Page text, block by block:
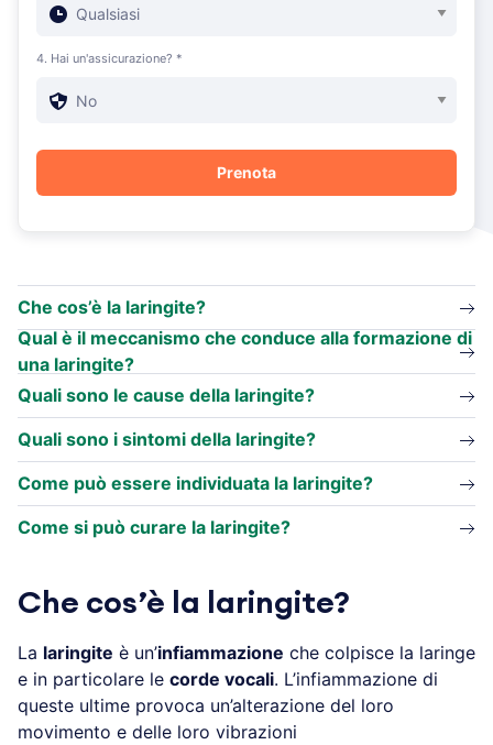
4. Hai un'assicurazione? *
Che cos’è la laringite?
Qual è il meccanismo che conduce alla formazione di
una laringite?
Quali sono le cause della laringite?
Quali sono i sintomi della laringite?
Come può essere individuata la laringite?
Come si può curare la laringite?
Che cos’è la laringite?
La laringite è un’infiammazione che colpisce la laringe
e in particolare le corde vocali. L’infiammazione di
queste ultime provoca un’alterazione del loro
movimento e delle loro vibrazioni